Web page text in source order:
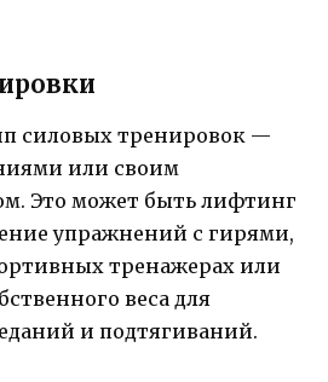
силовых тренировок —
или своим
Это может быть лифтинг
упражнений с гирями,
тренажерах или
веса для
и подтягиваний.